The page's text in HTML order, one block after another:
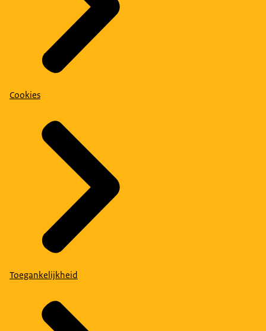
Cookies
Toegankelijkheid